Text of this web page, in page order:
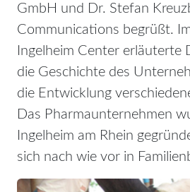
GmbH und Dr. Stefan
Communications begrüßt.
Ingelheim Center erläuterte
die Geschichte des
die Entwicklung
Das Pharmaunternehmen
Ingelheim am Rhein
sich nach wie vor in